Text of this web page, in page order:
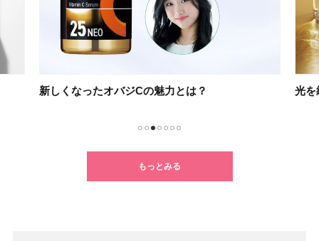
新しくなったオバジCの魅力とは？ 光を
もっとみる